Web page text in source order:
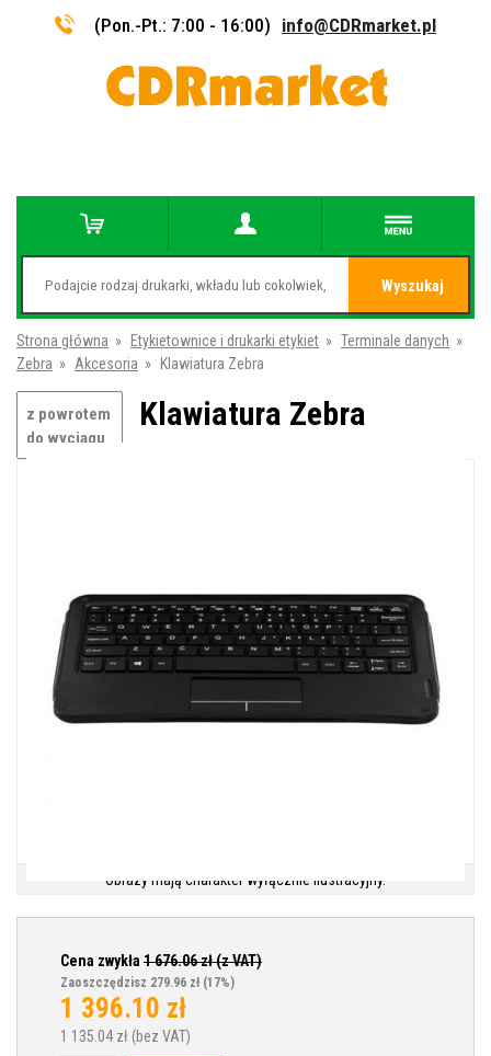
(Pon.-Pt.: 7:00 - 16:00) info@CDRmarket.pl
Wyszukaj
Strona główna » Etykietownice i drukarki etykiet » Terminale danych »
Zebra » Akcesoria » Klawiatura Zebra
z powrotem
do wyciągu
Klawiatura Zebra
Obrazy mają charakter wyłącznie ilustracyjny.
Cena zwykła 1 676.06zł (z VAT)
Zaoszczędzisz 279.96 zł (17%)
1 396.10 zł
1 135.04 zł (bez VAT)